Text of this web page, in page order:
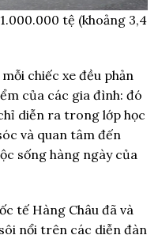
tệ (khoảng 3,4
chiếc xe đều phản
của các gia đình: đó
diễn ra trong lớp học
và quan tâm đến
sống hàng ngày của
tế Hàng Châu đã và
nổi trên các diễn đàn